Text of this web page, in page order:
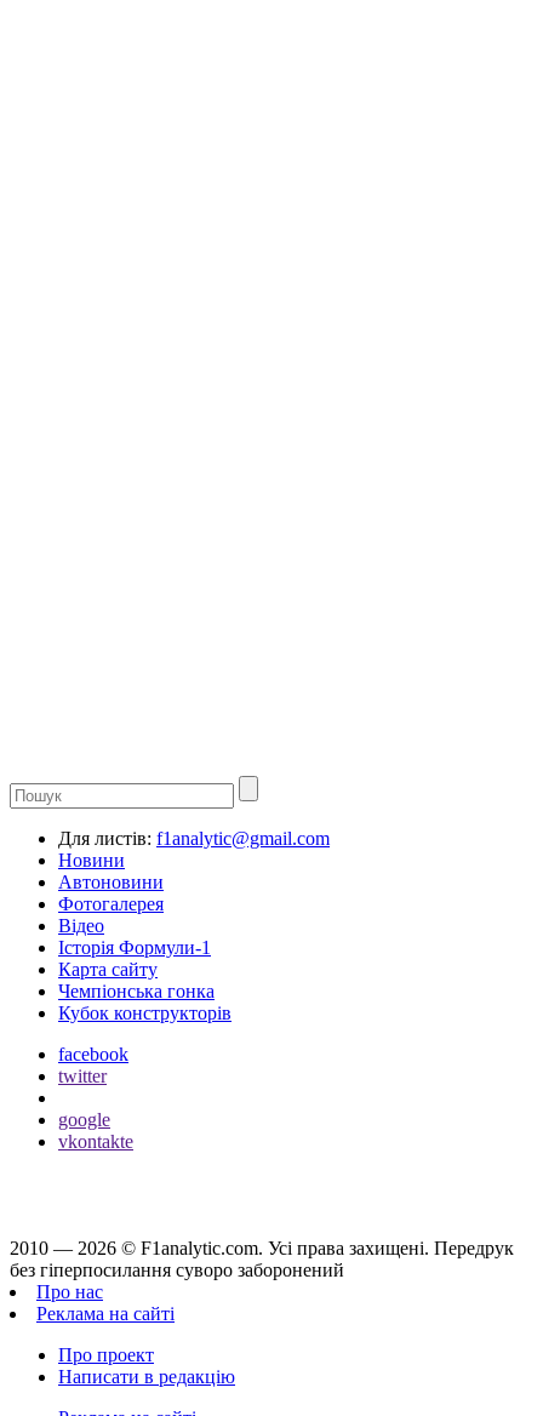
Для листів: f1analytic@gmail.com
Новини
Автоновини
Фотогалерея
Відео
Історія Формули-1
Карта сайту
Чемпіонська гонка
Кубок конструкторів
facebook
twitter
google
vkontakte
2010 — 2026 © F1analytic.com. Усi права захищенi. Передрук
без гіперпосилання суворо заборонений
Про нас
Реклама на сайті
Про проект
Написати в редакцію